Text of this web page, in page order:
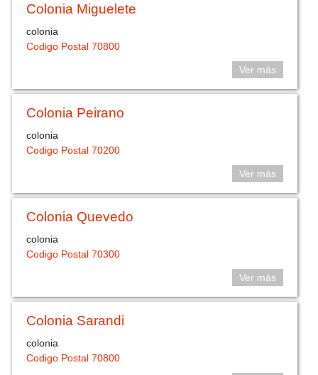
Colonia Miguelete
colonia
Codigo Postal 70800
Ver más
Colonia Peirano
colonia
Codigo Postal 70200
Ver más
Colonia Quevedo
colonia
Codigo Postal 70300
Ver más
Colonia Sarandi
colonia
Codigo Postal 70800